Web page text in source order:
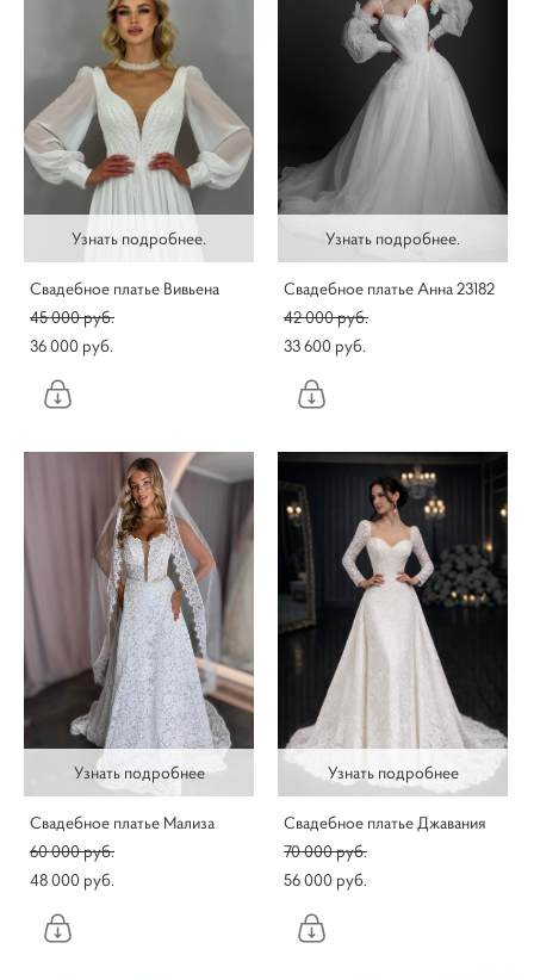
Узнать подробнее.
Свадебное платье Вивьена
45 000 pуб.
36 000 pуб.
Узнать подробнее.
Свадебное платье Анна 23182
42 000 pуб.
33 600 pуб.
Узнать подробнее
Свадебное платье Мализа
60 000 pуб.
48 000 pуб.
Узнать подробнее
Свадебное платье Джавания
70 000 pуб.
56 000 pуб.